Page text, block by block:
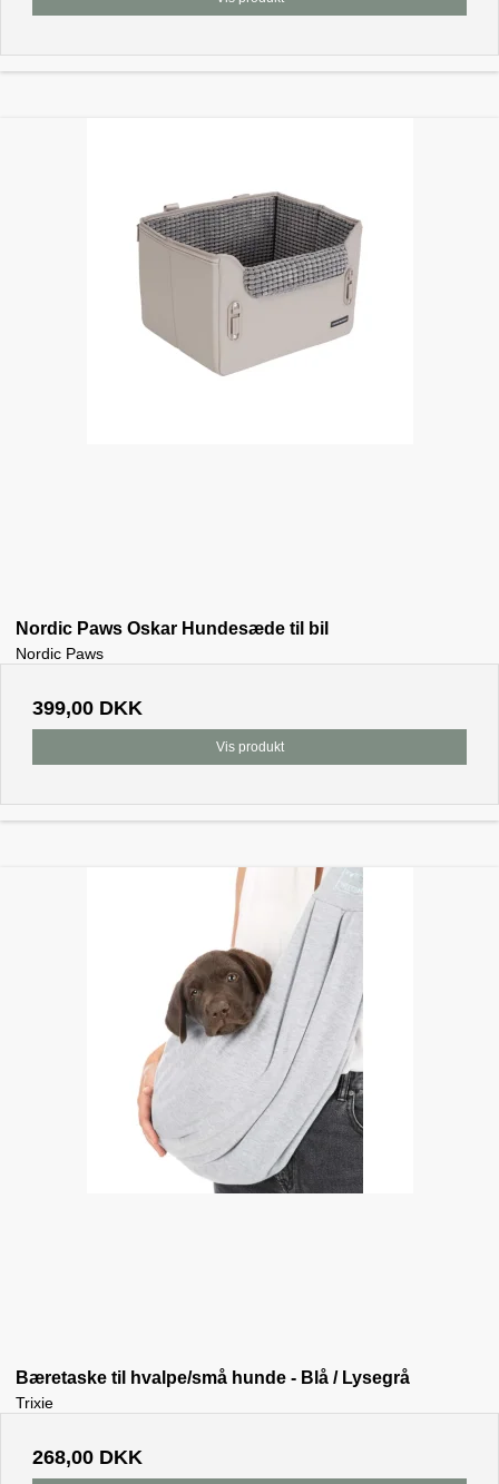
Nordic Paws Oskar Hundesæde til bil
Nordic Paws
399,00 DKK
Vis produkt
Bæretaske til hvalpe/små hunde - Blå / Lysegrå
Trixie
268,00 DKK